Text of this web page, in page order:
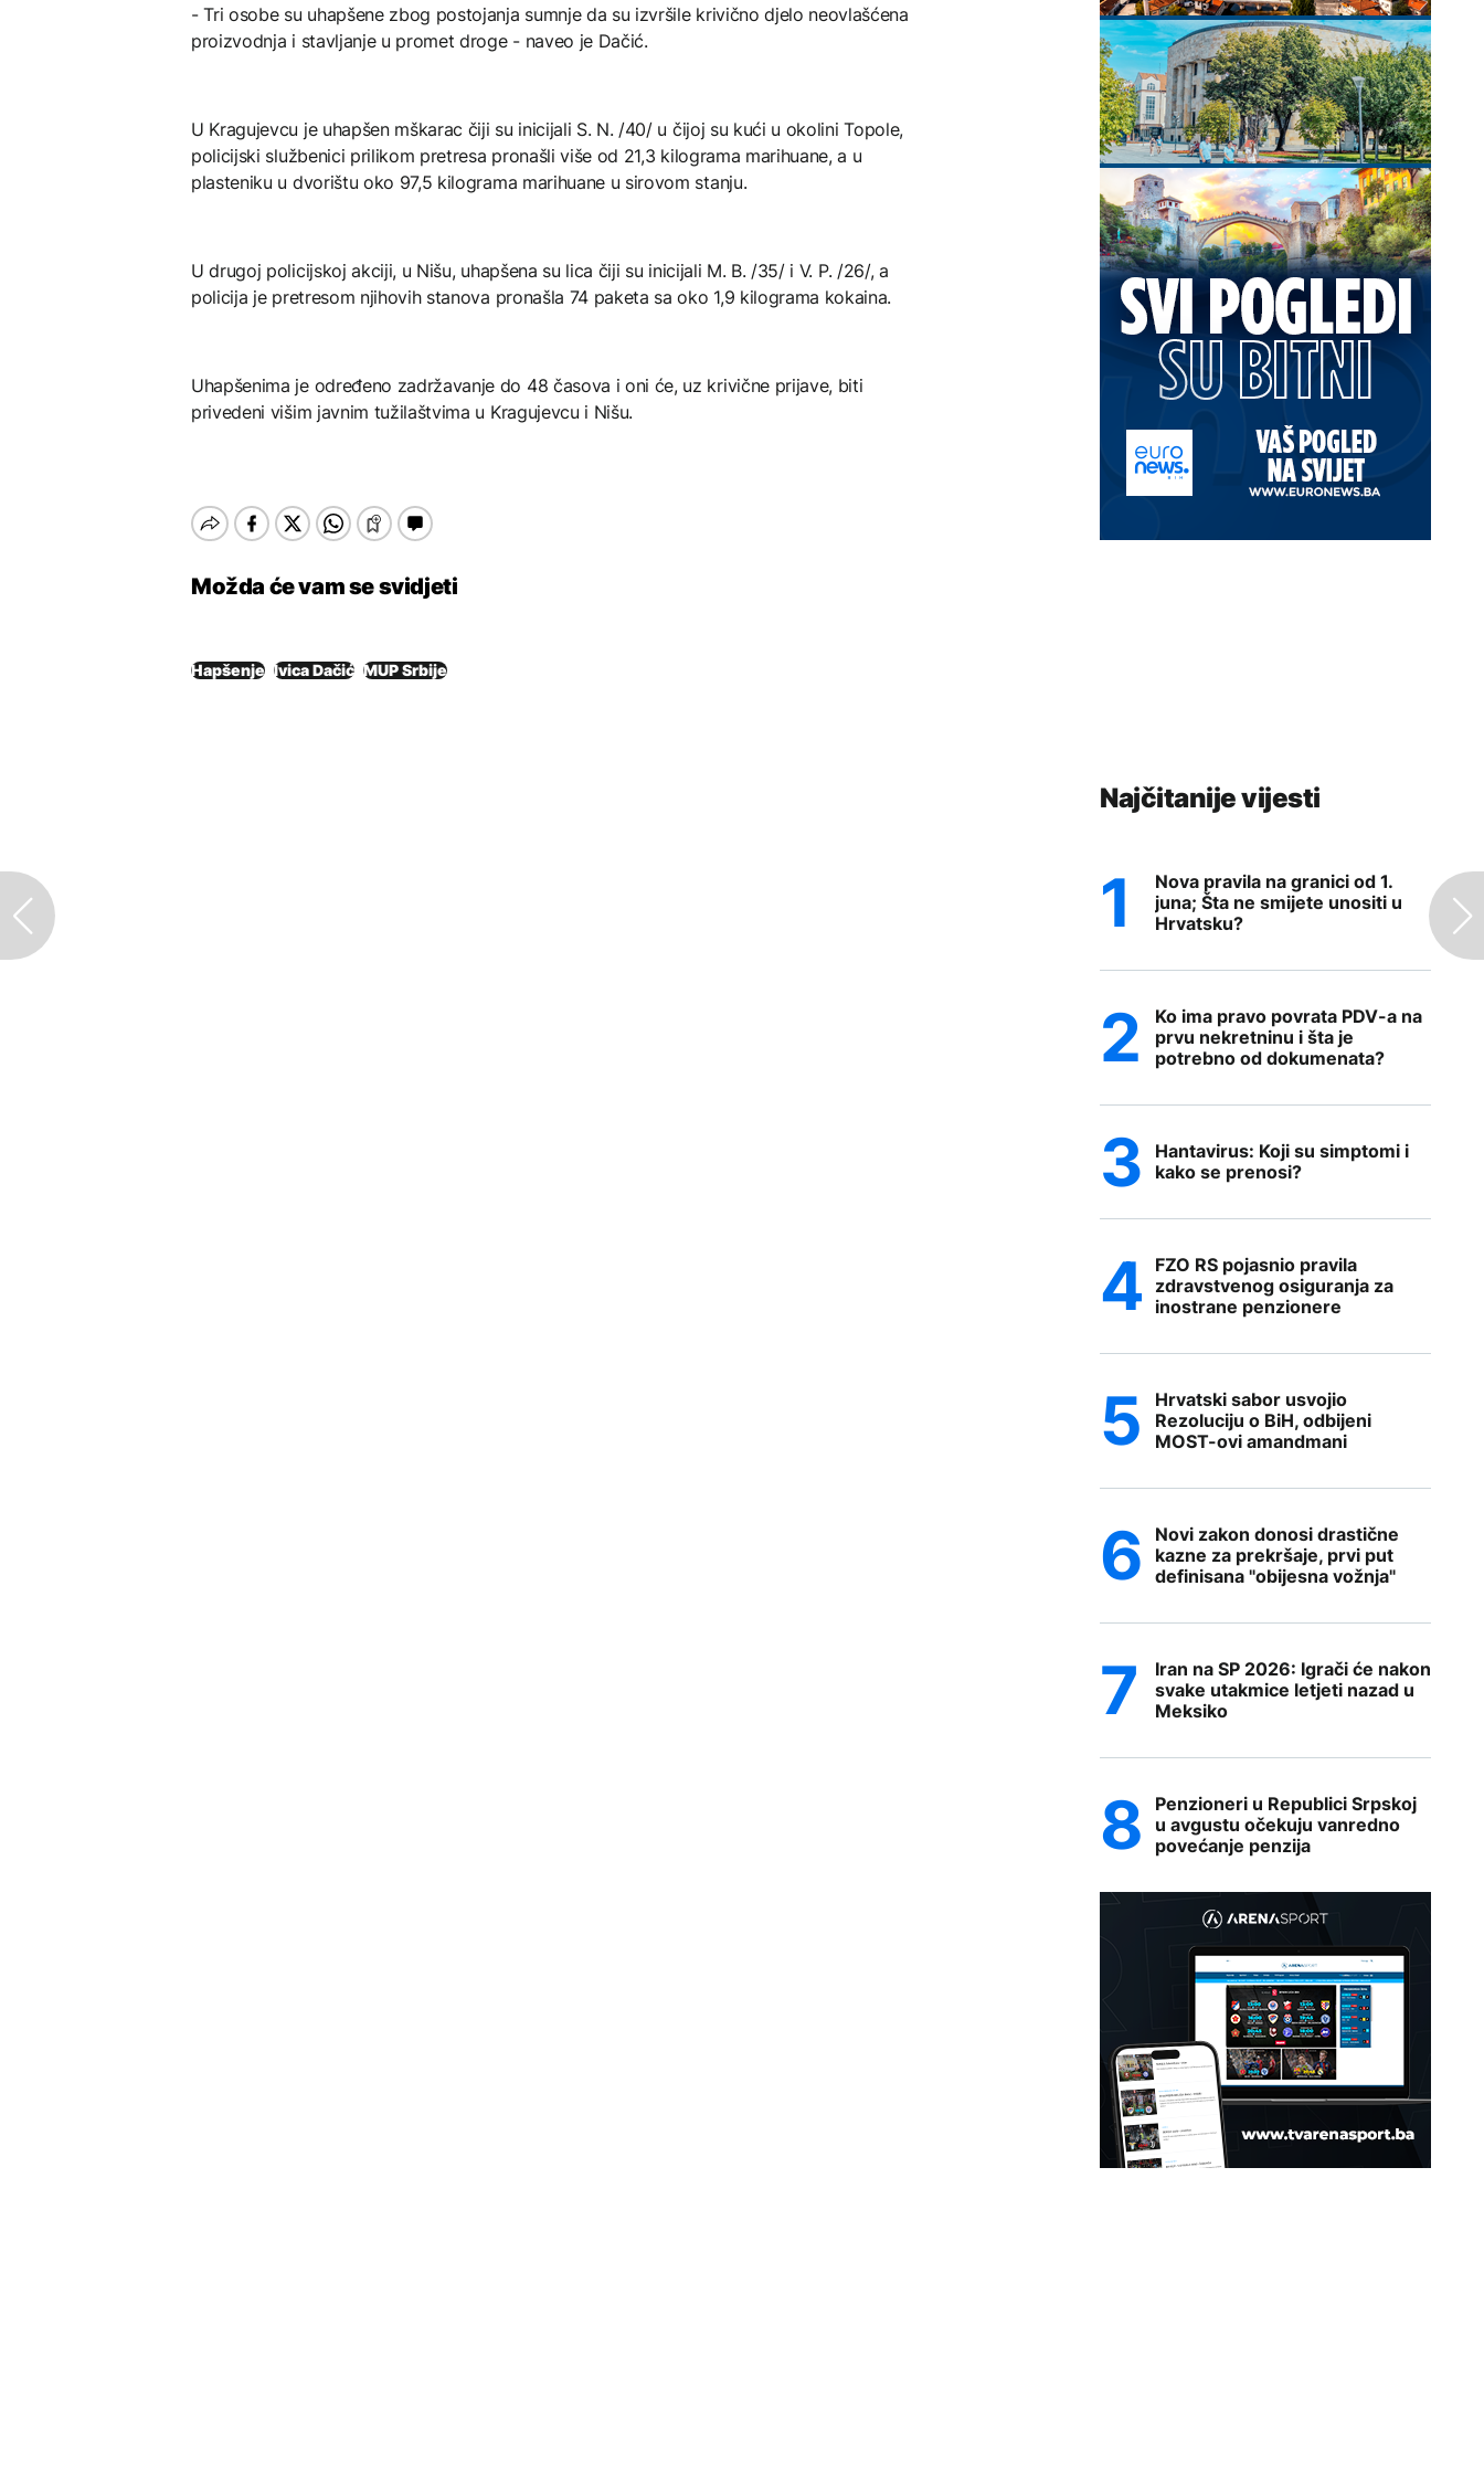
- Tri osobe su uhapšene zbog postojanja sumnje da su izvršile krivično djelo neovlašćena
proizvodnja i stavljanje u promet droge - naveo je Dačić.
U Kragujevcu je uhapšen mškarac čiji su inicijali S. N. /40/ u čijoj su kući u okolini Topole,
policijski službenici prilikom pretresa pronašli više od 21,3 kilograma marihuane, a u
plasteniku u dvorištu oko 97,5 kilograma marihuane u sirovom stanju.
U drugoj policijskoj akciji, u Nišu, uhapšena su lica čiji su inicijali M. B. /35/ i V. P. /26/, a
policija je pretresom njihovih stanova pronašla 74 paketa sa oko 1,9 kilograma kokaina.
Uhapšenima je određeno zadržavanje do 48 časova i oni će, uz krivične prijave, biti
privedeni višim javnim tužilaštvima u Kragujevcu i Nišu.
Možda će vam se svidjeti
Hapšenje Ivica Dačić MUP Srbije
Najčitanije vijesti
Nova pravila na granici od 1.
juna; Šta ne smijete unositi u
Hrvatsku?
Ko ima pravo povrata PDV-a na
prvu nekretninu i šta je
potrebno od dokumenata?
Hantavirus: Koji su simptomi i
kako se prenosi?
FZO RS pojasnio pravila
zdravstvenog osiguranja za
inostrane penzionere
Hrvatski sabor usvojio
Rezoluciju o BiH, odbijeni
MOST-ovi amandmani
Novi zakon donosi drastične
kazne za prekršaje, prvi put
definisana "obijesna vožnja"
Iran na SP 2026: Igrači će nakon
svake utakmice letjeti nazad u
Meksiko
Penzioneri u Republici Srpskoj
u avgustu očekuju vanredno
povećanje penzija